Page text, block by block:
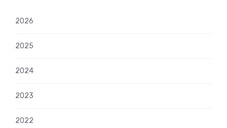
2026
2025
2024
2023
2022